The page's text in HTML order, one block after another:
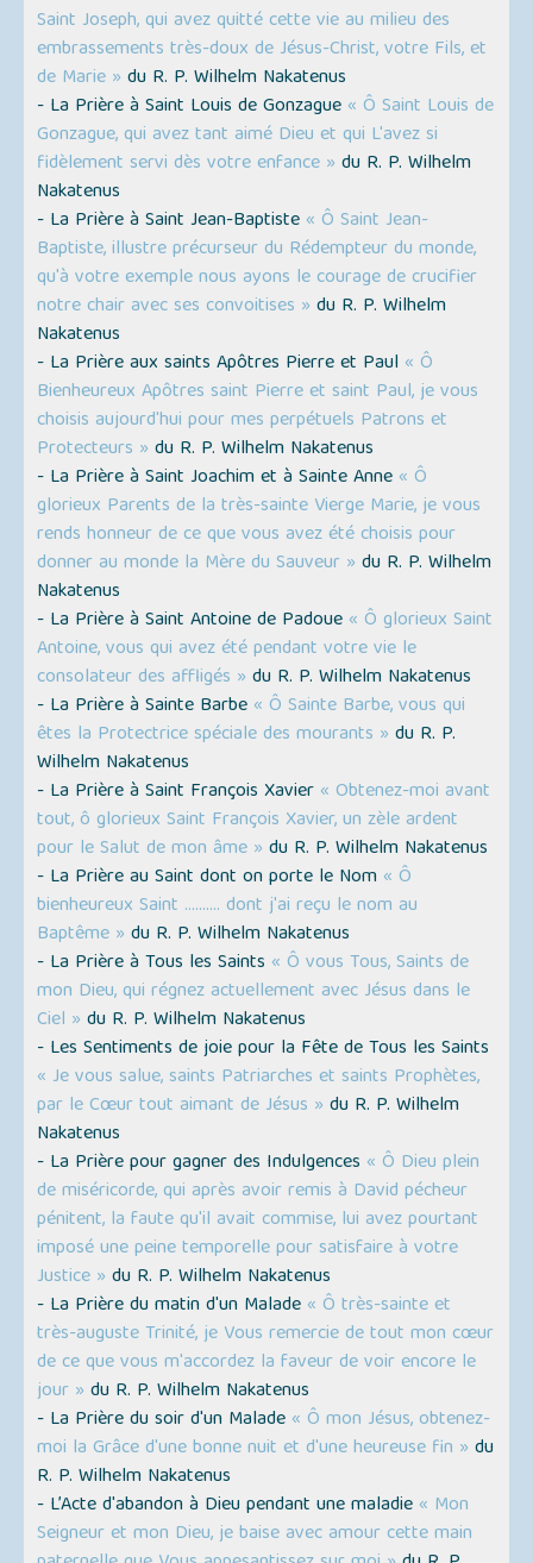
Saint Joseph, qui avez quitté cette vie au milieu des
embrassements très-doux de Jésus-Christ, votre Fils, et
de Marie » du R. P. Wilhelm Nakatenus
- La Prière à Saint Louis de Gonzague « Ô Saint Louis de
Gonzague, qui avez tant aimé Dieu et qui L'avez si
fidèlement servi dès votre enfance » du R. P. Wilhelm
Nakatenus
- La Prière à Saint Jean-Baptiste « Ô Saint Jean-
Baptiste, illustre précurseur du Rédempteur du monde,
qu'à votre exemple nous ayons le courage de crucifier
notre chair avec ses convoitises » du R. P. Wilhelm
Nakatenus
- La Prière aux saints Apôtres Pierre et Paul « Ô
Bienheureux Apôtres saint Pierre et saint Paul, je vous
choisis aujourd'hui pour mes perpétuels Patrons et
Protecteurs » du R. P. Wilhelm Nakatenus
- La Prière à Saint Joachim et à Sainte Anne « Ô
glorieux Parents de la très-sainte Vierge Marie, je vous
rends honneur de ce que vous avez été choisis pour
donner au monde la Mère du Sauveur » du R. P. Wilhelm
Nakatenus
- La Prière à Saint Antoine de Padoue « Ô glorieux Saint
Antoine, vous qui avez été pendant votre vie le
consolateur des affligés » du R. P. Wilhelm Nakatenus
- La Prière à Sainte Barbe « Ô Sainte Barbe, vous qui
êtes la Protectrice spéciale des mourants » du R. P.
Wilhelm Nakatenus
- La Prière à Saint François Xavier « Obtenez-moi avant
tout, ô glorieux Saint François Xavier, un zèle ardent
pour le Salut de mon âme » du R. P. Wilhelm Nakatenus
- La Prière au Saint dont on porte le Nom « Ô
bienheureux Saint ………. dont j'ai reçu le nom au
Baptême » du R. P. Wilhelm Nakatenus
- La Prière à Tous les Saints « Ô vous Tous, Saints de
mon Dieu, qui régnez actuellement avec Jésus dans le
Ciel » du R. P. Wilhelm Nakatenus
- Les Sentiments de joie pour la Fête de Tous les Saints
« Je vous salue, saints Patriarches et saints Prophètes,
par le Cœur tout aimant de Jésus » du R. P. Wilhelm
Nakatenus
- La Prière pour gagner des Indulgences « Ô Dieu plein
de miséricorde, qui après avoir remis à David pécheur
pénitent, la faute qu'il avait commise, lui avez pourtant
imposé une peine temporelle pour satisfaire à votre
Justice » du R. P. Wilhelm Nakatenus
- La Prière du matin d'un Malade « Ô très-sainte et
très-auguste Trinité, je Vous remercie de tout mon cœur
de ce que vous m'accordez la faveur de voir encore le
jour » du R. P. Wilhelm Nakatenus
- La Prière du soir d'un Malade « Ô mon Jésus, obtenez-
moi la Grâce d'une bonne nuit et d'une heureuse fin » du
R. P. Wilhelm Nakatenus
- L’Acte d'abandon à Dieu pendant une maladie « Mon
Seigneur et mon Dieu, je baise avec amour cette main